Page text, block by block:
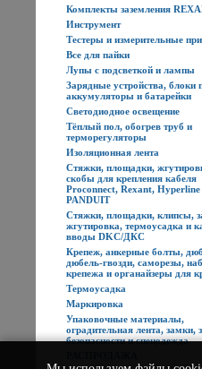
Комплекты заземления
Инструмент
Тестеры и измерительные
Все для пайки
Лупы с подсветкой и лампы
Зарядные устройства, блоки
аккумуляторы и батарейки
Светодиодное освещение
Тёплый пол, обогрев труб и
терморегуляторы
Изоляционная лента
Стяжки, площадки,
скобы для крепления кабеля
Proconnect, Rexant, Hyperline
PANDUIT
Стяжки, площадки, клипсы,
жгутировка, термоусадка и
вводы DKC/ДКС
Крепеж, анкерные болты,
дюбель-гвозди, саморезы,
крепежа и органайзеры для
Термоусадка
Маркировка
Упаковочные материалы,
оградительная лента, замки,
безопасности и спецодежда